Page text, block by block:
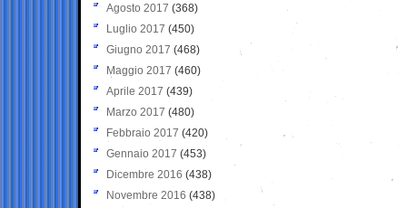
Agosto 2017 (368)
Luglio 2017 (450)
Giugno 2017 (468)
Maggio 2017 (460)
Aprile 2017 (439)
Marzo 2017 (480)
Febbraio 2017 (420)
Gennaio 2017 (453)
Dicembre 2016 (438)
Novembre 2016 (438)